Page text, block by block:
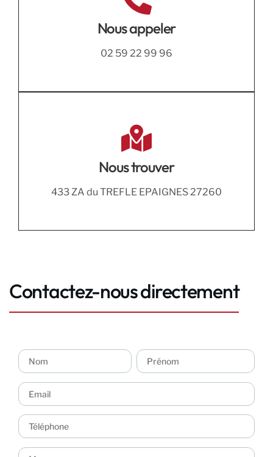
Nous appeler
02 59 22 99 96
Nous trouver
433 ZA du TREFLE EPAIGNES 27260
Contactez-nous directement